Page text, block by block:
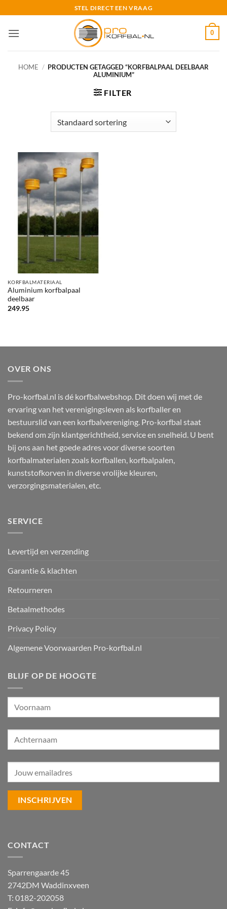
naar
inhoud
STEL DIRECT EEN VRAAG
0
HOME / PRODUCTEN GETAGGED “KORFBALPAAL DEELBAAR
ALUMINIUM”
FILTER
KORFBALMATERIAAL
Aluminium korfbalpaal
deelbaar
249.95
OVER ONS
Pro-korfbal.nl is dé korfbalwebshop. Dit doen wij met de
ervaring van het verenigingsleven als korfballer en
bestuurslid van een korfbalvereniging. Pro-korfbal staat
bekend om zijn klantgerichtheid, service en snelheid. U bent
bij ons aan het goede adres voor diverse soorten
korfbalmaterialen zoals korfballen, korfbalpalen,
kunststofkorven in diverse vrolijke kleuren,
verzorgingsmaterialen, etc.
SERVICE
Levertijd en verzending
Garantie & klachten
Retourneren
Betaalmethodes
Privacy Policy
Algemene Voorwaarden Pro-korfbal.nl
BLIJF OP DE HOOGTE
CONTACT
Sparrengaarde 45
2742DM Waddinxveen
T: 0182-202058